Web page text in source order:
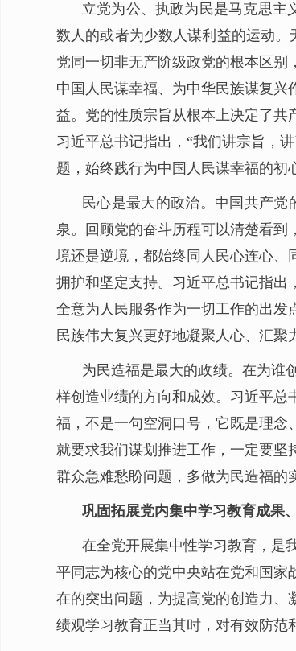
立党为公、执政为民是马克思主
数人的或者为少数人谋利益的运动
党同一切非无产阶级政党的根本区
中国人民谋幸福、为中华民族谋复兴
益。党的性质宗旨从根本上决定了共
习近平总书记指出，“我们讲宗旨，
题，始终践行为中国人民谋幸福的初
民心是最大的政治。中国共产
泉。回顾党的奋斗历程可以清楚看
境还是逆境，都始终同人民心连心
拥护和坚定支持。习近平总书记指出
全意为人民服务作为一切工作的出
民族伟大复兴更好地凝聚人心、汇聚
为民造福是最大的政绩。在为谁
样创造业绩的方向和成效。习近平总
福，不是一句空洞口号，它既是理
就要求我们谋划推进工作，一定要坚
群众急难愁盼问题，多做为民造福的
巩固拓展党内集中学习教育成果
在全党开展集中性学习教育，是
平同志为核心的党中央站在党和国
在的突出问题，为提高党的创造力、
绩观学习教育正当其时，对有效防范